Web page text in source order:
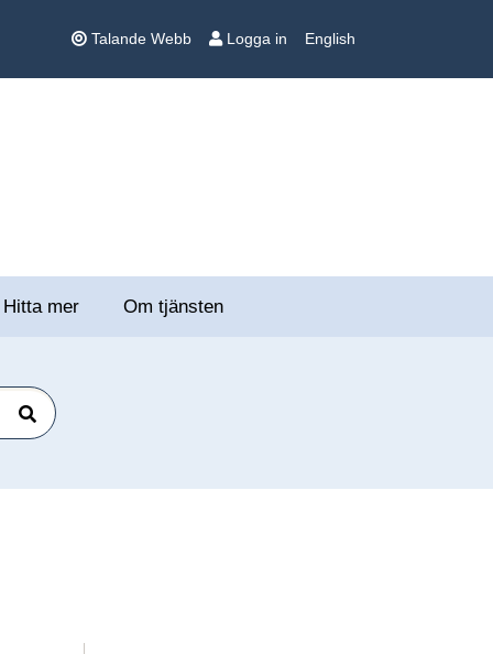
Talande Webb Logga in English
Hitta mer Om tjänsten
Sök